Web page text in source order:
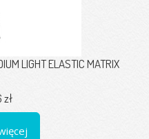
LIGHT ELASTIC MATRIX